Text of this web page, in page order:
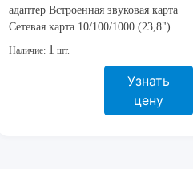
адаптер Встроенная звуковая карта
Сетевая карта 10/100/1000 (23,8")
Системный блок Ком
Наличие: 1 шт.
Узнать
цену